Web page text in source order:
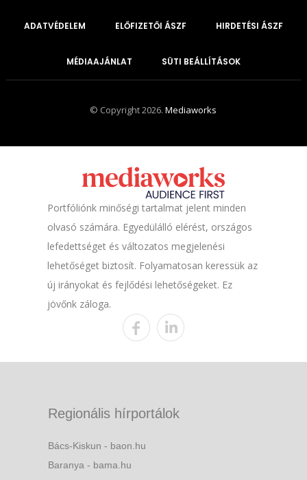
ADATVÉDELEM ELŐFIZETŐI ÁSZF HIRDETÉSI ÁSZF
MÉDIAAJÁNLAT SÜTI BEÁLLÍTÁSOK
© Copyright 2026.Mediaworks
Portfóliónk minőségi tartalmat jelent minden
olvasó számára. Egyedülálló elérést, országos
lefedettséget és változatos megjelenési
lehetőséget biztosít. Folyamatosan keressük az
új irányokat és fejlődési lehetőségeket. Ez
jövőnk záloga.
Regionális hírportálok
Bács-Kiskun - baon.hu
Baranya - bama.hu